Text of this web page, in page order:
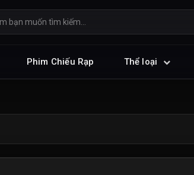
Phim Chiếu Rạp Thể loại